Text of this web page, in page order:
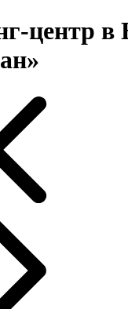
центр в